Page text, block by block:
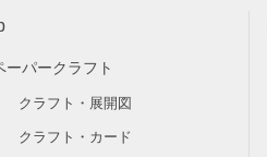
ーパークラフト
クラフト・展開図
クラフト・カード